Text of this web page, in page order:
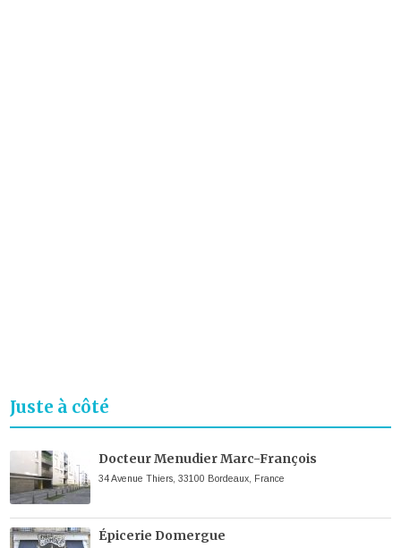
Juste à côté
Docteur Menudier Marc-François
34 Avenue Thiers, 33100 Bordeaux, France
Épicerie Domergue